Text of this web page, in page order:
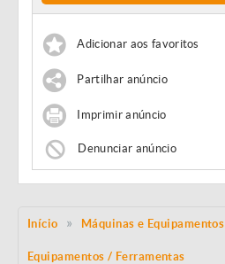
Adicionar aos favoritos
Partilhar anúncio
Imprimir anúncio
Denunciar anúncio
Início Máquinas e Equipamentos
Equipamentos / Ferramentas